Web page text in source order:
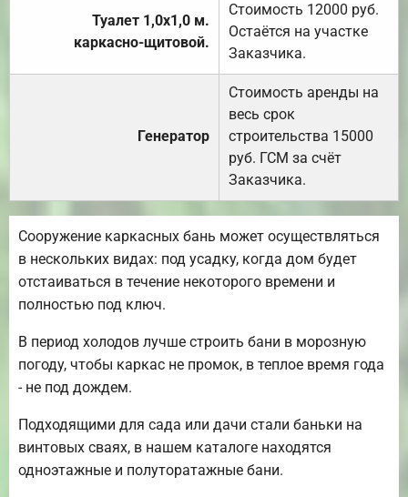
Туалет 1,0х1,0 м.
каркасно-щитовой.
Стоимость 12000 руб.
Остаётся на участке
Заказчика.
Генератор
Стоимость аренды на
весь срок
строительства 15000
руб. ГСМ за счёт
Заказчика.
Сооружение каркасных бань может осуществляться
в нескольких видах: под усадку, когда дом будет
отстаиваться в течение некоторого времени и
полностью под ключ.
В период холодов лучше строить бани в морозную
погоду, чтобы каркас не промок, в теплое время года
- не под дождем.
Подходящими для сада или дачи стали баньки на
винтовых сваях, в нашем каталоге находятся
одноэтажные и полуторатажные бани.